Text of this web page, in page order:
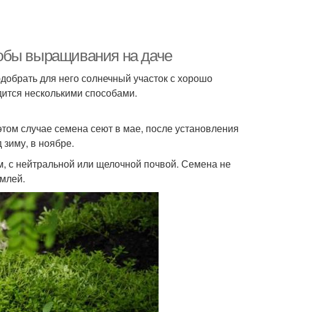
выращивания на даче
для него солнечный участок с хорошо
несколькими способами.
случае семена сеют в мае, после установления
в ноябре.
с нейтральной или щелочной почвой. Семена не